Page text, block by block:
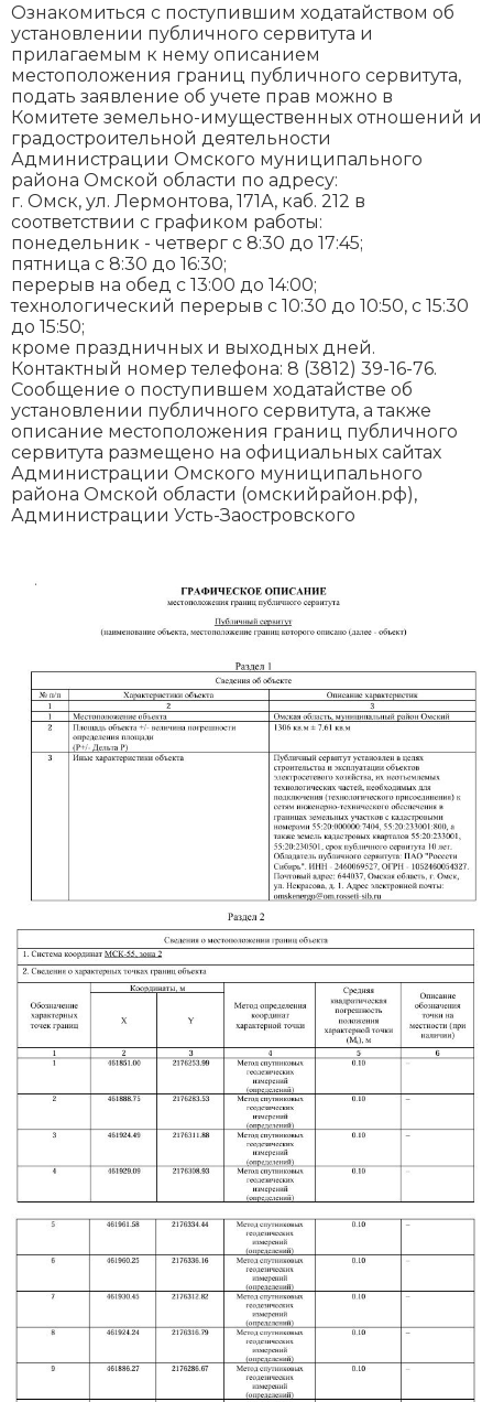
Ознакомиться с поступившим ходатайством об
установлении публичного сервитута и
прилагаемым к нему описанием
местоположения границ публичного сервитута,
подать заявление об учете прав можно в
Комитете земельно-имущественных отношений и
градостроительной деятельности
Администрации Омского муниципального
района Омской области по адресу:
г. Омск, ул. Лермонтова, 171А, каб. 212 в
соответствии с графиком работы:
понедельник - четверг с 8:30 до 17:45;
пятница с 8:30 до 16:30;
перерыв на обед с 13:00 до 14:00;
технологический перерыв с 10:30 до 10:50, с 15:30
до 15:50;
кроме праздничных и выходных дней.
Контактный номер телефона: 8 (3812) 39-16-76.
Сообщение о поступившем ходатайстве об
установлении публичного сервитута, а также
описание местоположения границ публичного
сервитута размещено на официальных сайтах
Администрации Омского муниципального
района Омской области (омскийрайон.рф),
Администрации Усть-Заостровского